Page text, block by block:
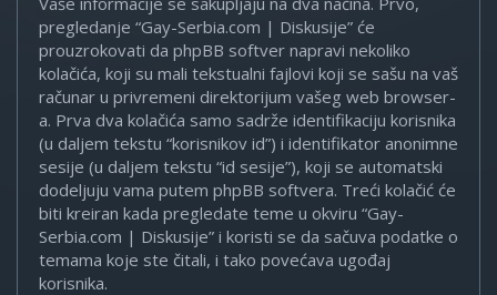
pregledanje “Gay-Serbia.com | Diskusije” će
prouzrokovati da phpBB softver napravi nekoliko
kolačića, koji su mali tekstualni fajlovi koji se sašu na vaš
računar u privremeni direktorijum vašeg web browser-
a. Prva dva kolačića samo sadrže identifikaciju korisnika
(u daljem tekstu “korisnikov id”) i identifikator anonimne
sesije (u daljem tekstu “id sesije”), koji se automatski
dodeljuju vama putem phpBB softvera. Treći kolačić će
biti kreiran kada pregledate teme u okviru “Gay-
Serbia.com | Diskusije” i koristi se da sačuva podatke o
temama koje ste čitali, i tako povećava ugođaj
korisnika.